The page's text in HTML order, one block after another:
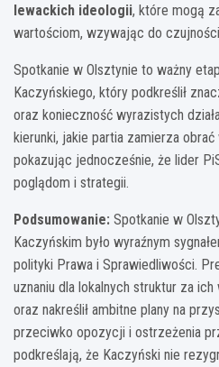
lewackich ideologii, które mogą
wartościom, wzywając do
Spotkanie w Olsztynie to ważny
Kaczyńskiego, który podkreślił
oraz konieczność wyrazistych
kierunki, jakie partia zamierza
pokazując jednocześnie, że lider
poglądom i strategii.
Podsumowanie: Spotkanie w
Kaczyńskim było wyraźnym
polityki Prawa i Sprawiedliwości.
uznaniu dla lokalnych struktur za
oraz nakreślił ambitne plany na
przeciwko opozycji i ostrzeżenia
podkreślają, że Kaczyński nie